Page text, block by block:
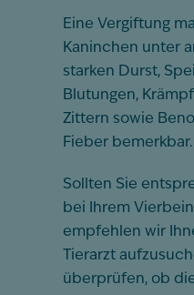
Eine Vergiftung
Kaninchen unter
starken Durst,
Blutungen,
Zittern sowie
Fieber bemerkbar.
Sollten Sie
bei Ihrem
empfehlen wir
Tierarzt
überprüfen, ob